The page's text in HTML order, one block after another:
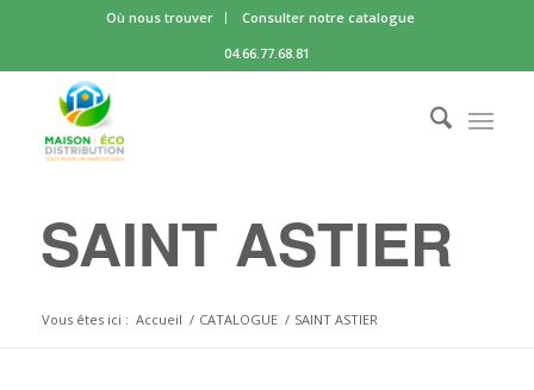
Où nous trouver
Consulter notre catalogue
04.66.77.68.81
SAINT ASTIER
Vous êtes ici : Accueil / CATALOGUE / SAINT ASTIER